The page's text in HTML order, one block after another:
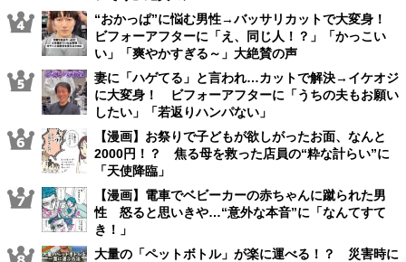
“おかっぱ”に悩む男性→バッサリカットで大変身！
ビフォーアフターに「え、同じ人！？」「かっこい
い」「爽やかすぎる～」大絶賛の声
妻に「ハゲてる」と言われ…カットで解決→イケオジ
に大変身！ ビフォーアフターに「うちの夫もお願い
したい」「若返りハンパない」
【漫画】お祭りで子どもが欲しがったお面、なんと
2000円！？ 焦る母を救った店員の“粋な計らい”に
「天使降臨」
【漫画】電車でベビーカーの赤ちゃんに蹴られた男
性 怒ると思いきや…“意外な本音”に「なんてすて
き！」
大量の「ペットボトル」が楽に運べる！？ 災害時に